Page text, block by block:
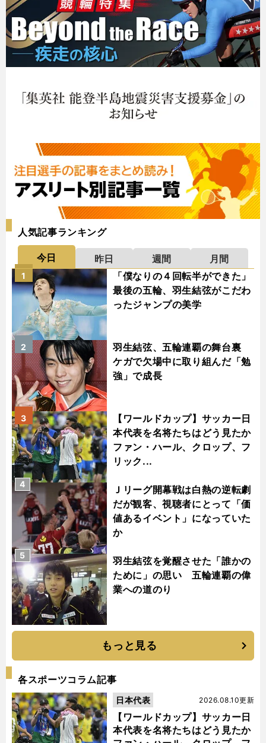
人気記事ランキング
今日 昨日 週間
月間
「僕なりの４回転半ができた」
最後の五輪、羽生結弦がこだわ
ったジャンプの美学
1
羽生結弦、五輪連覇の舞台裏
ケガで欠場中に取り組んだ「勉
強」で成長
2
【ワールドカップ】サッカー日
本代表を名将たちはどう見たか
ファン・ハール、クロップ、フ
リック...
3
Ｊリーグ開幕戦は白熱の逆転劇
だが観客、視聴者にとって「価
値あるイベント」になっていた
か
4
羽生結弦を覚醒させた「誰かの
ために」の思い 五輪連覇の偉
業への道のり
5
もっと見る
各スポーツコラム記事
【ワールドカップ】サッカー日
本代表を名将たちはどう見たか
2026.08.10更新
日本代表